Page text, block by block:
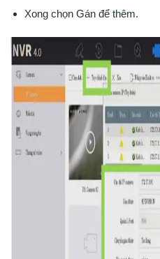
Xong chọn Gán để thêm.